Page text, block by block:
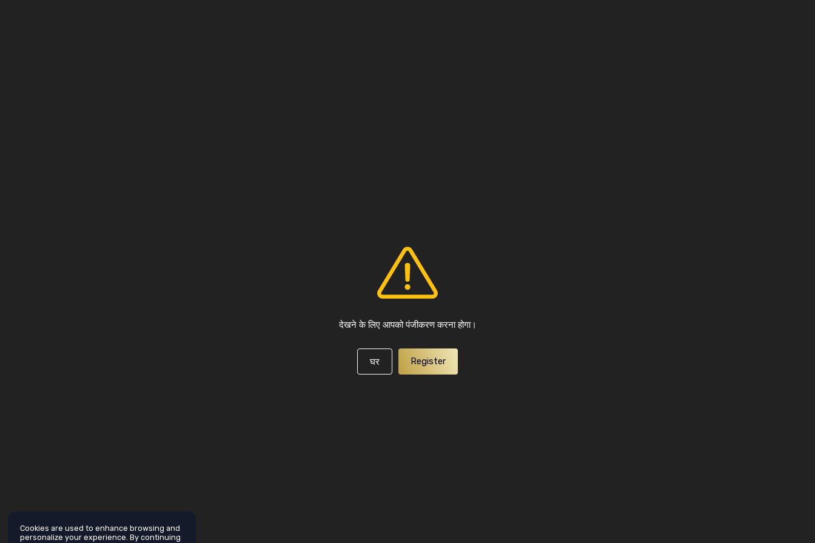
देखने के लिए आपको पंजीकरण करना होगा।
घर Register
Cookies are used to enhance browsing and
personalize your experience. By continuing